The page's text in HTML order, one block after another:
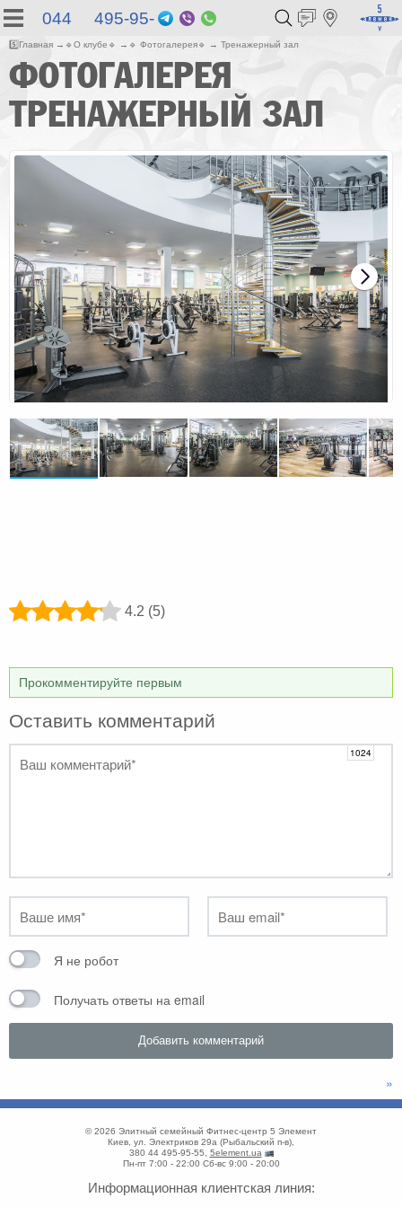
044 495-95-
Telegram
ViberWhatsApp
5️⃣Главная 🔹О клубе 🔹 🔹 Фотогалерея🔹 Тренажерный зал
ФОТОГАЛЕРЕЯ
ТРЕНАЖЕРНЫЙ ЗАЛ
4.2 (5)
Прокомментируйте первым
Оставить комментарий
Я не робот
Получать ответы на email
»
© 2026 Элитный семейный Фитнес-центр 5 Элемент
Киев, ул. Электриков 29а (Рыбальский п-в),
380 44 495-95-55, 5element.ua
Пн-пт 7:00 - 22:00 Сб-вс 9:00 - 20:00
Информационная клиентская линия: